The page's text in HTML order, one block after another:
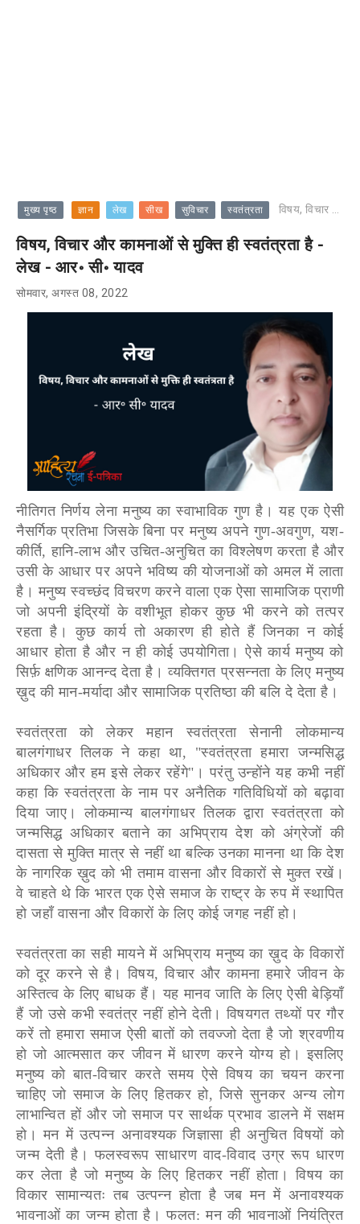
मुख्य पृष्ठ ज्ञान लेख सीख सुविचार स्वतंत्रता विषय, विचार और कामनाओं से मुक्ति ही स्वतंत्रता है - लेख - आर॰ सी॰ यादव
विषय, विचार और कामनाओं से मुक्ति ही स्वतंत्रता है -
लेख - आर॰ सी॰ यादव
सोमवार, अगस्त 08, 2022
नीतिगत निर्णय लेना मनुष्य का स्वाभाविक गुण है। यह एक ऐसी
नैसर्गिक प्रतिभा जिसके बिना पर मनुष्य अपने गुण-अवगुण, यश-
कीर्ति, हानि-लाभ और उचित-अनुचित का विश्लेषण करता है और
उसी के आधार पर अपने भविष्य की योजनाओं को अमल में लाता
है। मनुष्य स्वच्छंद विचरण करने वाला एक ऐसा सामाजिक प्राणी
जो अपनी इंद्रियों के वशीभूत होकर कुछ भी करने को तत्पर
रहता है। कुछ कार्य तो अकारण ही होते हैं जिनका न कोई
आधार होता है और न ही कोई उपयोगिता। ऐसे कार्य मनुष्य को
सिर्फ़ क्षणिक आनन्द देता है। व्यक्तिगत प्रसन्नता के लिए मनुष्य
ख़ुद की मान-मर्यादा और सामाजिक प्रतिष्ठा की बलि दे देता है।
स्वतंत्रता को लेकर महान स्वतंत्रता सेनानी लोकमान्य
बालगंगाधर तिलक ने कहा था, "स्वतंत्रता हमारा जन्मसिद्ध
अधिकार और हम इसे लेकर रहेंगे"। परंतु उन्होंने यह कभी नहीं
कहा कि स्वतंत्रता के नाम पर अनैतिक गतिविधियों को बढ़ावा
दिया जाए। लोकमान्य बालगंगाधर तिलक द्वारा स्वतंत्रता को
जन्मसिद्ध अधिकार बताने का अभिप्राय देश को अंग्रेजों की
दासता से मुक्ति मात्र से नहीं था बल्कि उनका मानना था कि देश
के नागरिक ख़ुद को भी तमाम वासना और विकारों से मुक्त रखें।
वे चाहते थे कि भारत एक ऐसे समाज के राष्ट्र के रुप में स्थापित
हो जहाँ वासना और विकारों के लिए कोई जगह नहीं हो।
स्वतंत्रता का सही मायने में अभिप्राय मनुष्य का ख़ुद के विकारों
को दूर करने से है। विषय, विचार और कामना हमारे जीवन के
अस्तित्व के लिए बाधक हैं। यह मानव जाति के लिए ऐसी बेड़ियाँ
हैं जो उसे कभी स्वतंत्र नहीं होने देती। विषयगत तथ्यों पर गौर
करें तो हमारा समाज ऐसी बातों को तवज्जो देता है जो श्रवणीय
हो जो आत्मसात कर जीवन में धारण करने योग्य हो। इसलिए
मनुष्य को बात-विचार करते समय ऐसे विषय का चयन करना
चाहिए जो समाज के लिए हितकर हो, जिसे सुनकर अन्य लोग
लाभान्वित हों और जो समाज पर सार्थक प्रभाव डालने में सक्षम
हो। मन में उत्पन्न अनावश्यक जिज्ञासा ही अनुचित विषयों को
जन्म देती है। फलस्वरूप साधारण वाद-विवाद उग्र रूप धारण
कर लेता है जो मनुष्य के लिए हितकर नहीं होता। विषय का
विकार सामान्यतः तब उत्पन्न होता है जब मन में अनावश्यक
भावनाओं का जन्म होता है। फलत: मन की भावनाओं नियंत्रित